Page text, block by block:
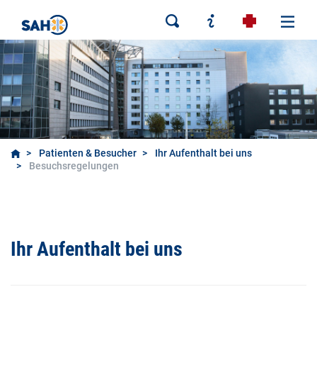
Patienten & Besucher
Ihr Aufenthalt bei uns
Besuchsregelungen
Ihr Aufenthalt bei uns